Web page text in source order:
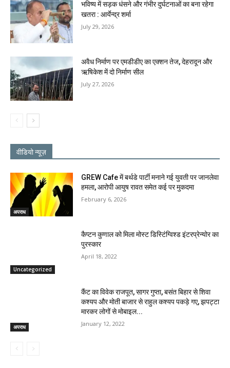
भविष्य में सड़क धंसने और गंभीर दुर्घटनाओं का बना रहेगा
खतरा : आर्येन्द्र शर्मा
July 29, 2026
अवैध निर्माण पर एमडीडीए का एक्शन तेज, देहरादून और
ऋषिकेश में दो निर्माण सील
July 27, 2026
वीडियो न्यूज़
अपराध
GREW Cafe में बर्थडे पार्टी मनाने गई युवती पर जानलेवा
हमला, आरोपी आयुष रावत समेत कई पर मुकदमा
February 6, 2026
Uncategorized
कैप्टन कुणाल को मिला मोस्ट डिस्टिंग्विश्ड इंटरप्रेन्योर का
पुरस्कार
April 18, 2022
अपराध
कैंट का विवेक राजपूत, सागर गुप्ता, बसंत बिहार से शिवा
कश्यप और मोती बाजार से राहुल कश्यप पकड़े गए, झपट्टा
मारकर लोगों से मोबाइल...
January 12, 2022